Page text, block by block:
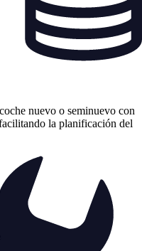
nuevo o seminuevo con
la planificación del